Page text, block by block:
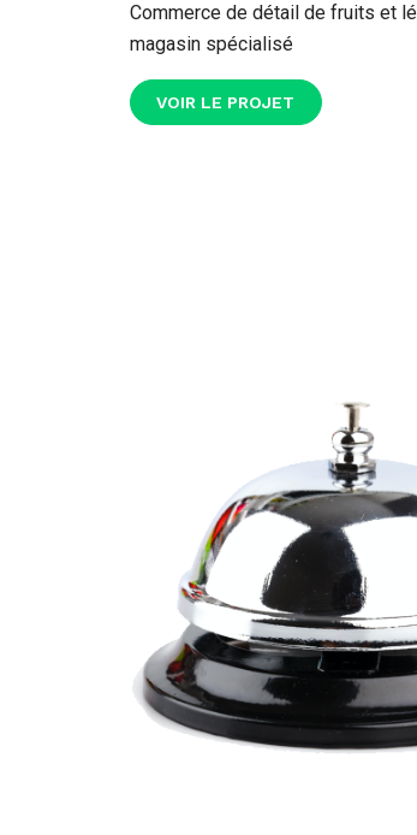
Commerce de détail de fruits et
magasin spécialisé
VOIR LE PROJET